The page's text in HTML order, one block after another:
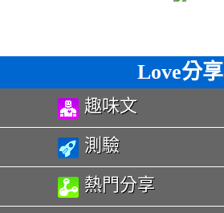
Love分享
趣味文
測驗
熱門分享